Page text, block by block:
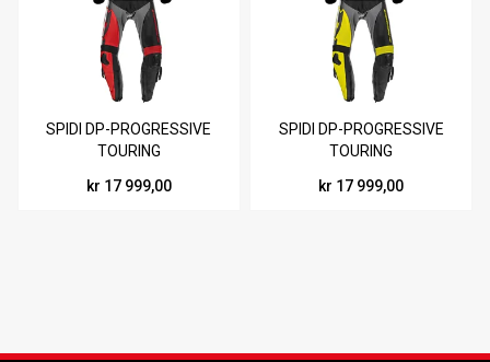
SPIDI DP-PROGRESSIVE
TOURING
kr 17 999,00
SPIDI DP-PROGRESSIVE
TOURING
kr 17 999,00